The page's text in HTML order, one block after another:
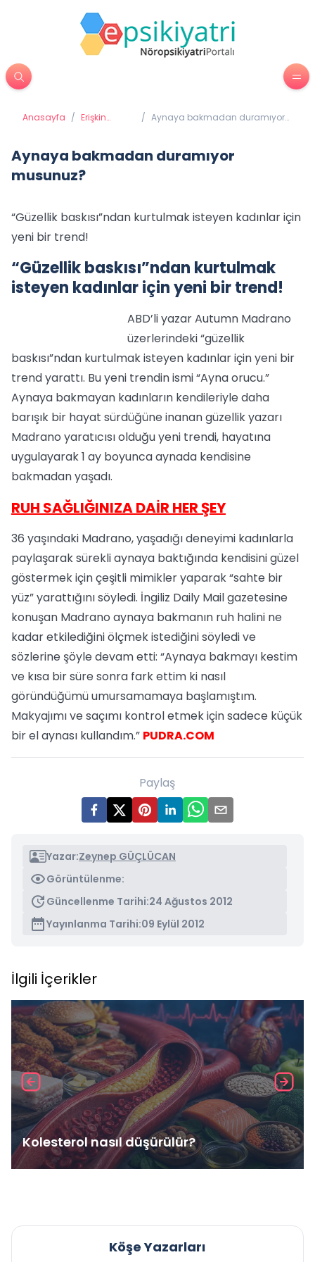
Anasayfa / Erişkin
/ Aynaya bakmadan duramıyor
Aynaya bakmadan duramıyor
musunuz?
“Güzellik baskısı”ndan kurtulmak isteyen kadınlar için
yeni bir trend!
“Güzellik baskısı”ndan kurtulmak
isteyen kadınlar için yeni bir trend!
ABD’li yazar Autumn Madrano
üzerlerindeki “güzellik
baskısı”ndan kurtulmak isteyen kadınlar için yeni bir
trend yarattı. Bu yeni trendin ismi “Ayna orucu.”
Aynaya bakmayan kadınların kendileriyle daha
barışık bir hayat sürdüğüne inanan güzellik yazarı
Madrano yaratıcısı olduğu yeni trendi, hayatına
uygulayarak 1 ay boyunca aynada kendisine
bakmadan yaşadı.
RUH SAĞLIĞINIZA DAİR HER ŞEY
36 yaşındaki Madrano, yaşadığı deneyimi kadınlarla
paylaşarak sürekli aynaya baktığında kendisini güzel
göstermek için çeşitli mimikler yaparak “sahte bir
yüz” yarattığını söyledi. İngiliz Daily Mail gazetesine
konuşan Madrano aynaya bakmanın ruh halini ne
kadar etkilediğini ölçmek istediğini söyledi ve
sözlerine şöyle devam etti: “Aynaya bakmayı kestim
ve kısa bir süre sonra fark ettim ki nasıl
göründüğümü umursamamaya başlamıştım.
Makyajımı ve saçımı kontrol etmek için sadece küçük
bir el aynası kullandım.” PUDRA.COM
Paylaş
Yazar:Zeynep GÜÇLÜCAN
Görüntülenme:
Güncellenme Tarihi:24 Ağustos 2012
Yayınlanma Tarihi:09 Eylül 2012
İlgili İçerikler
Kolesterol nasıl düşürülür?
Köşe Yazarları